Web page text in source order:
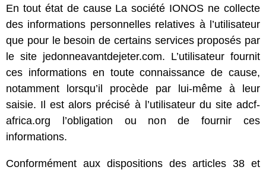
En tout état de cause La société IONOS ne collecte
des informations personnelles relatives à l’utilisateur
que pour le besoin de certains services proposés par
le site jedonneavantdejeter.com. L’utilisateur fournit
ces informations en toute connaissance de cause,
notamment lorsqu’il procède par lui-même à leur
saisie. Il est alors précisé à l’utilisateur du site adcf-
africa.org l’obligation ou non de fournir ces
informations.
Conformément aux dispositions des articles 38 et